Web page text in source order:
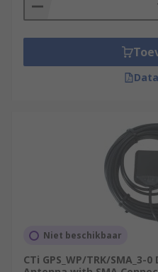
Niet beschikbaar
CTi GPS_WP/TRK/